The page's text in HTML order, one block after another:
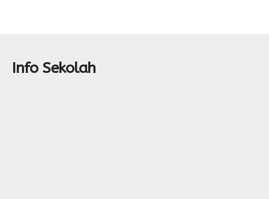
Info Sekolah